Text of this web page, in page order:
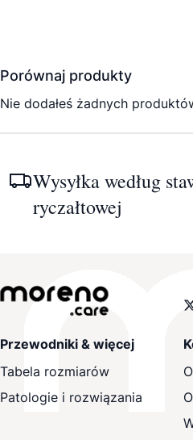
Porównaj produkty
Nie dodałeś żadnych
Wysyłka według
ryczałtowej
Przewodniki & więcej
Tabela rozmiarów
Patologie i rozwiązania